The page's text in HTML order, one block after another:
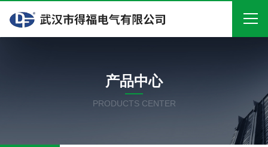
关于我们
产品中心
产品中心
PRODUCTS CENTER